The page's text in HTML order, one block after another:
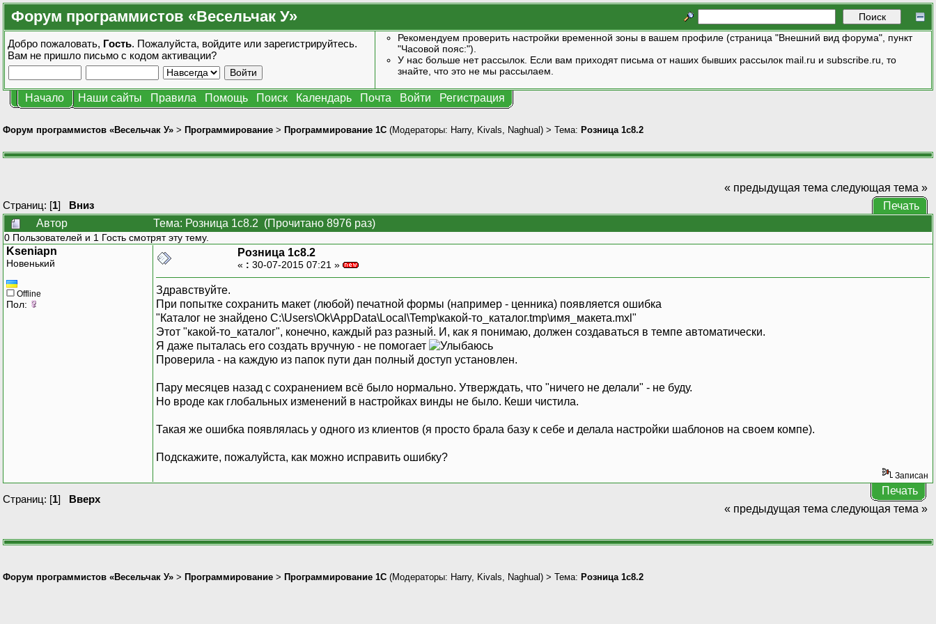
Форум программистов «Весельчак У»
Добро пожаловать, Гость. Пожалуйста, войдите или зарегистрируйтесь.
Вам не пришло письмо с кодом активации?
Рекомендуем проверить настройки временной зоны в вашем профиле (страница "Внешний вид форума", пункт
"Часовой пояс:").
У нас больше нет рассылок. Если вам приходят письма от наших бывших рассылок mail.ru и subscribe.ru, то
знайте, что это не мы рассылаем.
Начало Наши сайты Правила Помощь Поиск Календарь Почта Войти Регистрация
Форум программистов «Весельчак У» > Программирование > Программирование 1С (Модераторы: Harry, Kivals Naghual) > Тема: Розница 1с8.2
Страниц: [1] Вниз
« предыдущая тема следующая тема »
Печать
Автор
Тема: Розница 1с8.2 (Прочитано 8976 раз)
0 Пользователей и 1 Гость смотрят эту тему.
Kseniapn
Новенький
Offline
Пол:
Розница 1с8.2
« : 30-07-2015 07:21 »
Здравствуйте.
При попытке сохранить макет (любой) печатной формы (например - ценника) появляется ошибка
"Каталог не знайдено C:\Users\Ok\AppData\Local\Temp\какой-то_каталог.tmp\имя_макета.mxl"
Этот "какой-то_каталог", конечно, каждый раз разный. И, как я понимаю, должен создаваться в темпе автоматически.
Я даже пыталась его создать вручную - не помогает
Проверила - на каждую из папок пути дан полный доступ установлен.
Пару месяцев назад с сохранением всё было нормально. Утверждать, что "ничего не делали" - не буду.
Но вроде как глобальных изменений в настройках винды не было. Кеши чистила.
Такая же ошибка появлялась у одного из клиентов (я просто брала базу к себе и делала настройки шаблонов на своем компе).
Подскажите, пожалуйста, как можно исправить ошибку?
Записан
Страниц: [1] Вверх
Печать
« предыдущая тема следующая тема »
Форум программистов «Весельчак У» > Программирование > Программирование 1С (Модераторы: Harry, Kivals Naghual) > Тема: Розница 1с8.2